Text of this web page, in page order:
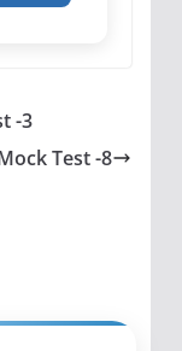
-3
Test -8